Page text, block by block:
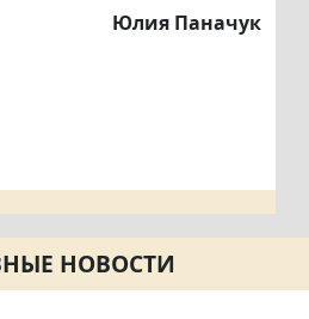
Юлия Паначук
НОВОСТИ